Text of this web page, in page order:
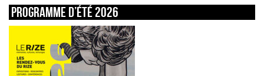
Programme d’été 2026